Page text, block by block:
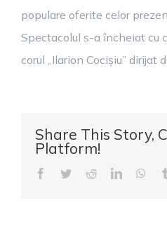
populare oferite celor
Spectacolul s-a încheiat cu
corul „Ilarion Cocișiu” dirijat
Share This Story,
Platform!
Facebook
TwitterRedditLinkedIn